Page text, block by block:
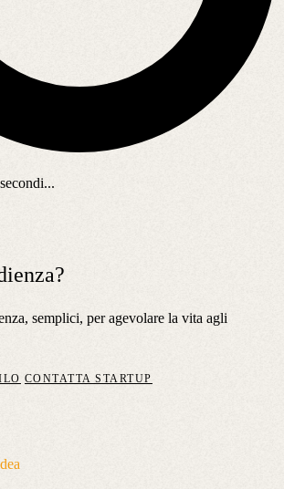
secondi...
semplici, per agevolare la vita agli
CONTATTA STARTUP